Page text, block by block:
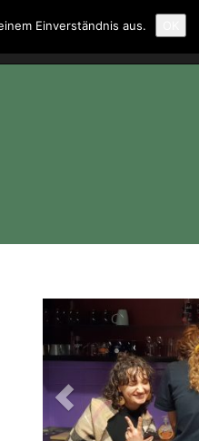
Einverständnis aus.